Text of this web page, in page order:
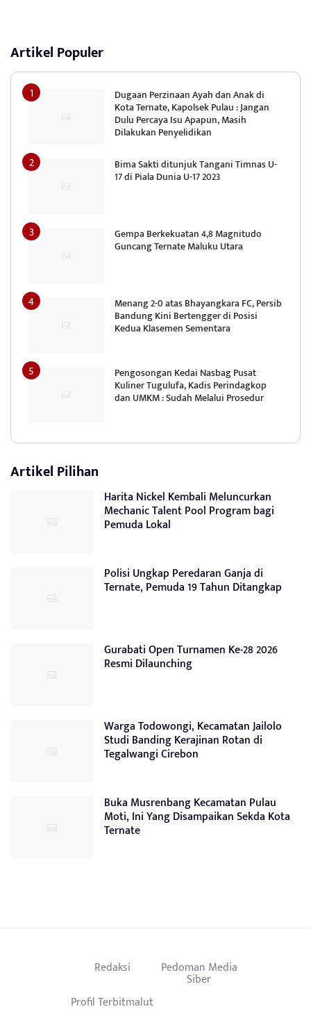
Artikel Populer
Dugaan Perzinaan Ayah dan Anak di
Kota Ternate, Kapolsek Pulau : Jangan
Dulu Percaya Isu Apapun, Masih
Dilakukan Penyelidikan
Bima Sakti ditunjuk Tangani Timnas U-
17 di Piala Dunia U-17 2023
Gempa Berkekuatan 4,8 Magnitudo
Guncang Ternate Maluku Utara
Menang 2-0 atas Bhayangkara FC, Persib
Bandung Kini Bertengger di Posisi
Kedua Klasemen Sementara
Pengosongan Kedai Nasbag Pusat
Kuliner Tugulufa, Kadis Perindagkop
dan UMKM : Sudah Melalui Prosedur
Artikel Pilihan
Harita Nickel Kembali Meluncurkan
Mechanic Talent Pool Program bagi
Pemuda Lokal
Polisi Ungkap Peredaran Ganja di
Ternate, Pemuda 19 Tahun Ditangkap
Gurabati Open Turnamen Ke-28 2026
Resmi Dilaunching
Warga Todowongi, Kecamatan Jailolo
Studi Banding Kerajinan Rotan di
Tegalwangi Cirebon
Buka Musrenbang Kecamatan Pulau
Moti, Ini Yang Disampaikan Sekda Kota
Ternate
Redaksi Pedoman Media
Siber
Profil Terbitmalut